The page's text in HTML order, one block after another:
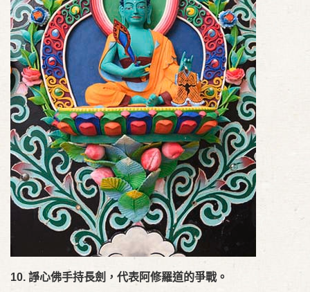
10. 諍心佛手持長劍，代表阿修羅道的爭戰。